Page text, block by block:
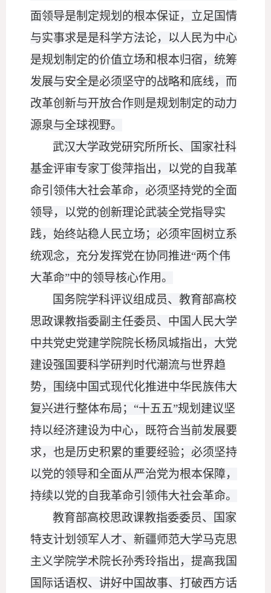
面领导是制定规划的根本保证，立足国情
与实事求是是科学方法论，以人民为中心
是规划制定的价值立场和根本归宿，统筹
发展与安全是必须坚守的战略和底线，而
改革创新与开放合作则是规划制定的动力
源泉与全球视野。
武汉大学政党研究所所长、国家社科
基金评审专家丁俊萍指出，以党的自我革
命引领伟大社会革命，必须坚持党的全面
领导，以党的创新理论武装全党指导实
践，始终站稳人民立场；必须牢固树立系
统观念，充分发挥党在协同推进“两个伟
大革命”中的领导核心作用。
国务院学科评议组成员、教育部高校
思政课教指委副主任委员、中国人民大学
中共党史党建学院院长杨凤城指出，大党
建设强国要科学研判时代潮流与世界趋
势，围绕中国式现代化推进中华民族伟大
复兴进行整体布局； “十五五”规划建议坚
持以经济建设为中心，既符合当前发展要
求，也是历史积累的重要经验；必须坚持
以党的领导和全面从严治党为根本保障，
持续以党的自我革命引领伟大社会革命。
教育部高校思政课教指委委员、国家
特支计划领军人才、新疆师范大学马克思
主义学院学术院长孙秀玲指出，提高我国
国际话语权、讲好中国故事、打破西方话